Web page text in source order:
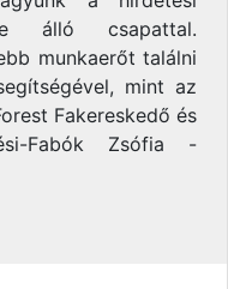
álló csapattal.
munkaerőt találni
mint az
Fakereskedő és
Fabók Zsófia -